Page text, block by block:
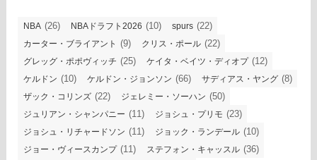
NBA (26) NBAドラフト2026 (10) spurs (22)
カーター・ブライアント (9) クリス・ポール (22)
グレッグ・ポポヴィッチ (25) ケイタ・ベイツ・ディオプ(12)
ケルドン (10) ケルドン・ジョンソン (66) サディアス・ヤング (8)
ザック・コリンズ (22) ジェレミー・ソーハン (50)
ジュリアン・シャンパニー (11) ジョシュ・プリモ (23)
ジョシュ・リチャードソン (11) ジョック・ランデール (10)
ジョー・ヴィースカンプ(11) ステフォン・キャッスル (36)